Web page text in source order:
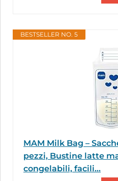
BESTSELLER NO. 5
MAM Milk Bag –
pezzi, Bustine latte
congelabili, facili...